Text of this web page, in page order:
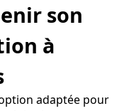
son
à
adaptée pour